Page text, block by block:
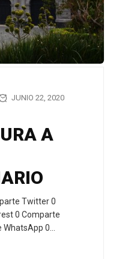
JUNIO 22, 2020
A
Twitter 0
0 Comparte
WhatsApp 0…